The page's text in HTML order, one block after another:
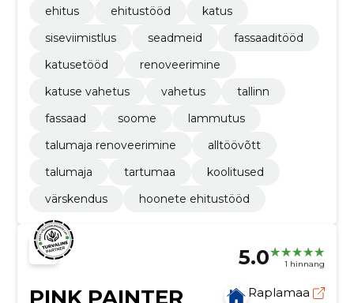
ehitus
ehitustööd
katus
siseviimistlus
seadmeid
fassaaditööd
katusetööd
renoveerimine
katuse vahetus
vahetus
tallinn
fassaad
soome
lammutus
talumaja renoveerimine
alltöövõtt
talumaja
tartumaa
koolitused
värskendus
hoonete ehitustööd
5.0 1 hinnang
PINK PAINTER
Raplamaa